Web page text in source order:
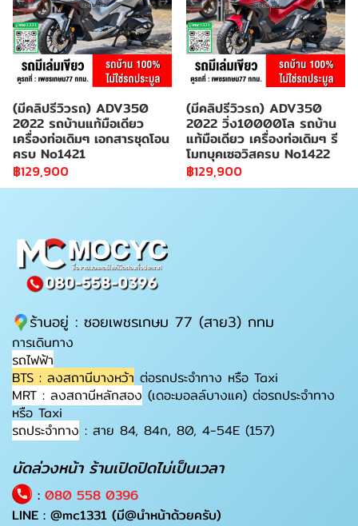
(มีคลิปรีวิวรถ) ADV350
2022 รถบ้านแท้มือเดียว
เครื่องท่อเดิมๆ เอกสารชุดโอน
ครบ No1421
฿129,900
(มีคลิปรีวิวรถ) ADV350
2022 วิ่ง10000โล รถบ้าน
แท้มือเดียว เครื่องท่อเดิมๆ รี
โมทบุคเซอวิสครบ No1422
฿129,900
ร้านอยู่ : ซอยเพชรเกษม 77 (สาย3) กทม
การเดินทาง
รถไฟฟ้า
BTS : ลงสถานีบางหว้า ต่อรถประจำทาง หรือ Taxi
MRT : ลงสถานีหลักสอง (เดอะมอลล์บางแค) ต่อรถประจำทาง
หรือ Taxi
รถประจำทาง : สาย 84, 84ก, 80, 4-54E (157)
นัดล่วงหน้า ร้านเปิดปิดไม่เป็นเวลา
: 080 558 0396
LINE : @mc1331 (มี@นำหน้าด้วยครับ)